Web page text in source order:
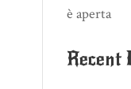
è aperta
Recent